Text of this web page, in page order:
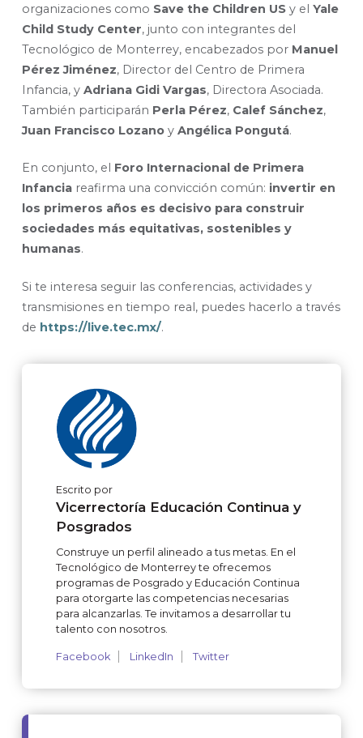
organizaciones como Save the Children US y el Yale
Child Study Center, junto con integrantes del
Tecnológico de Monterrey, encabezados por Manuel
Pérez Jiménez, Director del Centro de Primera
Infancia, y Adriana Gidi Vargas, Directora Asociada.
También participarán Perla Pérez, Calef Sánchez,
Juan Francisco Lozano y Angélica Pongutá.
En conjunto, el Foro Internacional de Primera
Infancia reafirma una convicción común: invertir en
los primeros años es decisivo para construir
sociedades más equitativas, sostenibles y
humanas.
Si te interesa seguir las conferencias, actividades y
transmisiones en tiempo real, puedes hacerlo a través
de https://live.tec.mx/.
Escrito por
Vicerrectoría Educación Continua y
Posgrados
Construye un perfil alineado a tus metas. En el
Tecnológico de Monterrey te ofrecemos
programas de Posgrado y Educación Continua
para otorgarte las competencias necesarias
para alcanzarlas. Te invitamos a desarrollar tu
talento con nosotros.
Facebook LinkedIn Twitter